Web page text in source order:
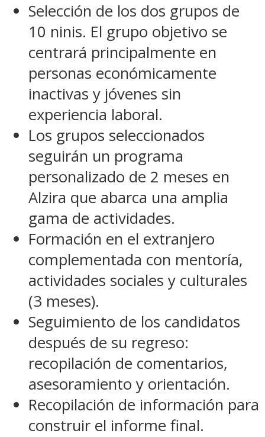
Selección de los dos grupos de
10 ninis. El grupo objetivo se
centrará principalmente en
personas económicamente
inactivas y jóvenes sin
experiencia laboral.
Los grupos seleccionados
seguirán un programa
personalizado de 2 meses en
Alzira que abarca una amplia
gama de actividades.
Formación en el extranjero
complementada con mentoría,
actividades sociales y culturales
(3 meses).
Seguimiento de los candidatos
después de su regreso:
recopilación de comentarios,
asesoramiento y orientación.
Recopilación de información para
construir el informe final.